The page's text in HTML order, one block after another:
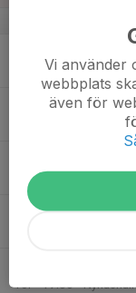
18:00
18:30
Info
17:00
Träning
Tor
17:30
Vi använder
webbplats
även för